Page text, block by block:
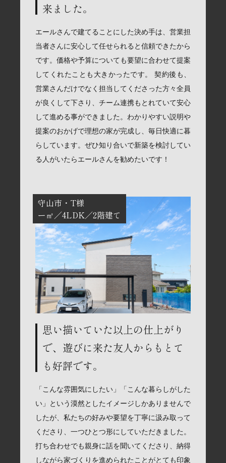
来ました。
エールさんで建てることにした決め手は、営業担
当者さんに安心して任せられると信頼できたから
です。価格や予算についても要望に合わせて提案
してくれたことも大きかったです。 契約後も、
営業さんだけでなく担当してくださった方々全員
が良くして下さり、チーム連携もとれていて安心
して進める事ができました。わかりやすい説明や
提案のおかげで理想の家が完成し、毎日快適に暮
らしています。ぜひ知り合いで新築を検討してい
る人がいたらエールさんを勧めたいです！
守山市
T様
ー㎡
4LDK 2階建て
思い描いていた以上の仕上がり
で、遊びに来た友人からもとて
も好評です。
「こんな雰囲気にしたい」「こんな暮らしがした
い」という漠然としたイメージしかありませんで
したが、私たちの好みや要望を丁寧に汲み取って
くださり、一つひとつ形にしていただきました。
打ち合わせでも親身に話を聞いてくださり、納得
しながら家づくりを進められたことがとても印象